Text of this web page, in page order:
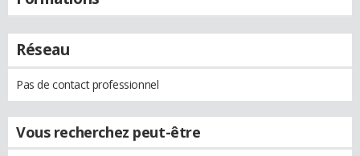
Réseau
Pas de contact professionnel
Vous recherchez peut-être